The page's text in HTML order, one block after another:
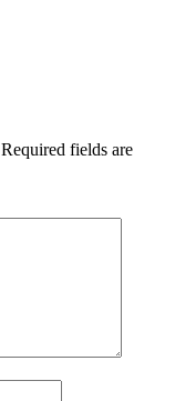
Required fields are